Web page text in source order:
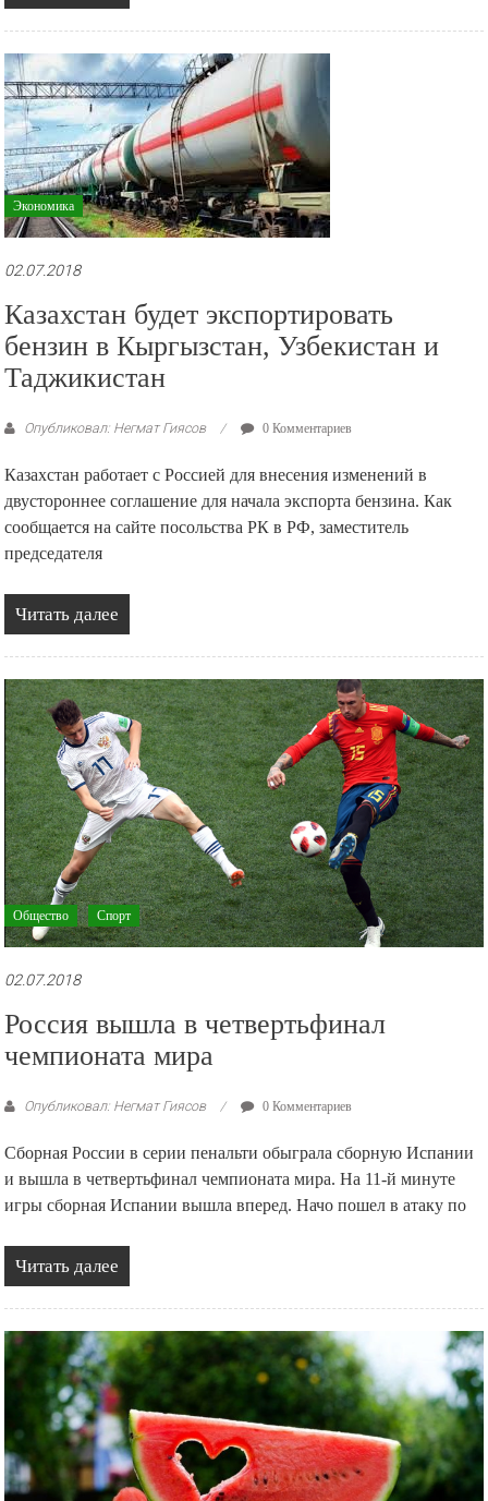
Экономика
02.07.2018
Казахстан будет экспортировать
бензин в Кыргызстан, Узбекистан и
Таджикистан
Опубликовал: Негмат Гиясов 0 Комментариев
Казахстан работает с Россией для внесения изменений в
двустороннее соглашение для начала экспорта бензина. Как
сообщается на сайте посольства РК в РФ, заместитель
председателя
Читать далее
Общество Спорт
02.07.2018
Россия вышла в четвертьфинал
чемпионата мира
Опубликовал: Негмат Гиясов 0 Комментариев
Сборная России в серии пенальти обыграла сборную Испании
и вышла в четвертьфинал чемпионата мира. На 11-й минуте
игры сборная Испании вышла вперед. Начо пошел в атаку по
Читать далее